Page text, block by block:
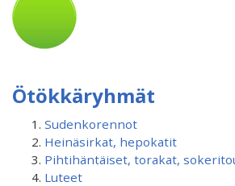
Ötökkäryhmät
Sudenkorennot
Heinäsirkat, hepokatit
Pihtihäntäiset, torakat,
Luteet